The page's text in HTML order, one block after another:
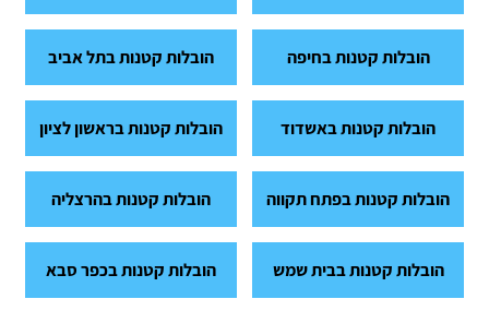
הובלות קטנות בחיפה הובלות קטנות בתל אביב
הובלות קטנות באשדוד הובלות קטנות בראשון לציון
הובלות קטנות בפתח תקווה הובלות קטנות בהרצליה
הובלות קטנות בבית שמש הובלות קטנות בכפר סבא